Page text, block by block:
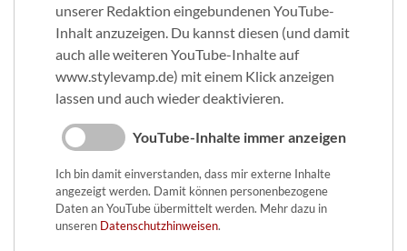
unserer Redaktion eingebundenen YouTube-
Inhalt anzuzeigen. Du kannst diesen (und damit
auch alle weiteren YouTube-Inhalte auf
www.stylevamp.de) mit einem Klick anzeigen
lassen und auch wieder deaktivieren.
YouTube-Inhalte immer anzeigen
Ich bin damit einverstanden, dass mir externe Inhalte
angezeigt werden. Damit können personenbezogene
Daten an YouTube übermittelt werden. Mehr dazu in
unseren Datenschutzhinweisen.